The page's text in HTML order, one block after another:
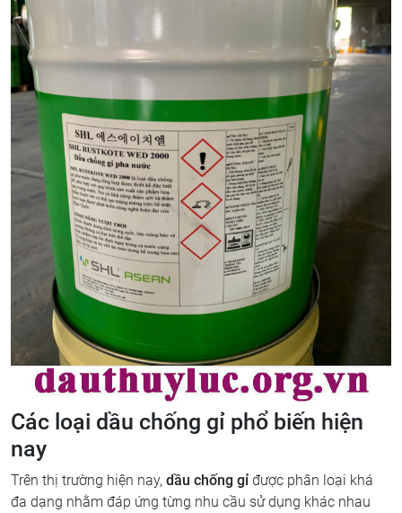
Các loại dầu chống gỉ phổ biến hiện
nay
Trên thị trường hiện nay, dầu chống gỉ được phân loại khá
đa dạng nhằm đáp ứng từng nhu cầu sử dụng khác nhau